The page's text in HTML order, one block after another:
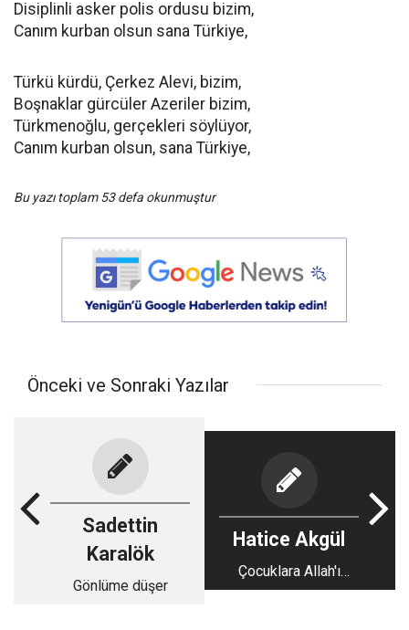
Disiplinli asker polis ordusu bizim,
Canım kurban olsun sana Türkiye,
Türkü kürdü, Çerkez Alevi, bizim,
Boşnaklar gürcüler Azeriler bizim,
Türkmenoğlu, gerçekleri söylüyor,
Canım kurban olsun, sana Türkiye,
Bu yazı toplam 53 defa okunmuştur
Önceki ve Sonraki Yazılar
Sadettin
Karalök
Gönlüme düşer
Hatice Akgül
Çocuklara Allah'ı
sevdirme yolları